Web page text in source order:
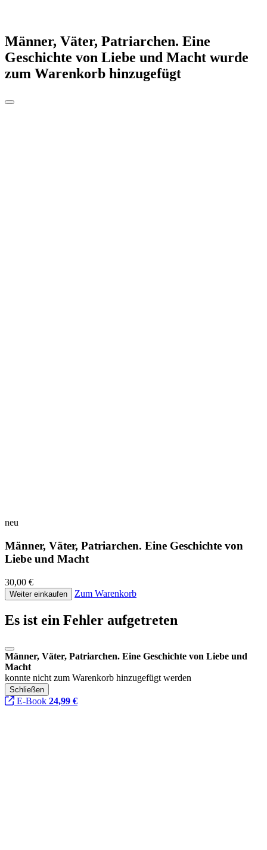
Männer, Väter, Patriarchen. Eine
Geschichte von Liebe und Macht wurde
zum Warenkorb hinzugefügt
neu
Männer, Väter, Patriarchen. Eine Geschichte von
Liebe und Macht
30,00 €
Weiter einkaufen Zum Warenkorb
Es ist ein Fehler aufgetreten
Männer, Väter, Patriarchen. Eine Geschichte von Liebe und
Macht
konnte nicht zum Warenkorb hinzugefügt werden
Schließen
E-Book 24,99 €